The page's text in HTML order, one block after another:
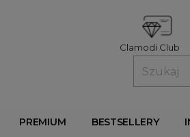
Clamodi Club
PREMIUM BESTSELLERY